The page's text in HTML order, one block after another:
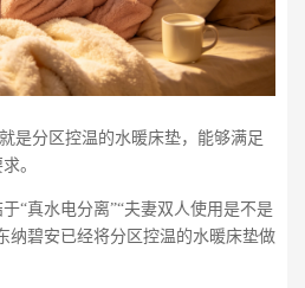
是分区控温的水暖床垫，能够满足
。
“真水电分离”“夫妻双人使用是不是
纳碧安已经将分区控温的水暖床垫做